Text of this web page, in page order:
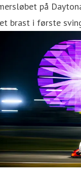
på
brast i første